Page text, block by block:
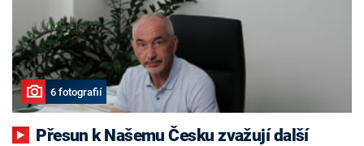
6 fotografií